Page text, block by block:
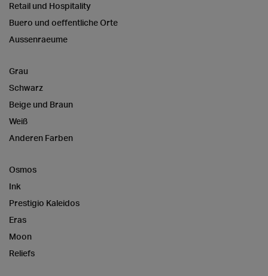
Retail und Hospitality
Buero und oeffentliche Orte
Aussenraeume
Grau
Schwarz
Beige und Braun
Weiß
Anderen Farben
Osmos
Ink
Prestigio Kaleidos
Eras
Moon
Reliefs